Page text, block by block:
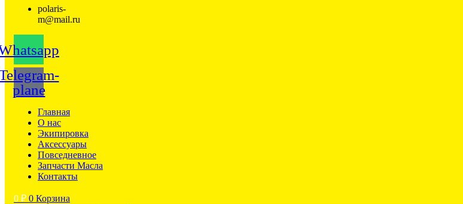
polaris-
m@mail.ru
plane
Главная
О нас
Экипировка
Аксессуары
Повседневное
Запчасти Масла
Контакты
0 ₽ 0 Корзина